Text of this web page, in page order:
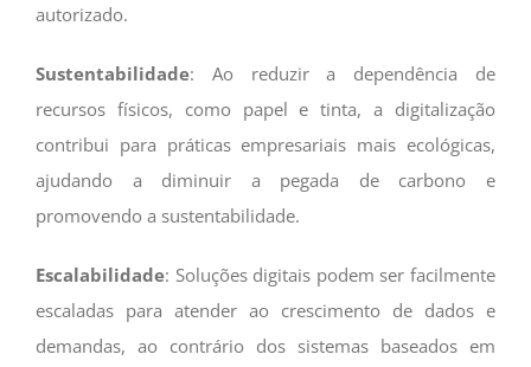
autorizado.
Sustentabilidade: Ao reduzir a dependência de
recursos físicos, como papel e tinta, a digitalização
contribui para práticas empresariais mais ecológicas,
ajudando a diminuir a pegada de carbono e
promovendo a sustentabilidade.
Escalabilidade: Soluções digitais podem ser facilmente
escaladas para atender ao crescimento de dados e
demandas, ao contrário dos sistemas baseados em